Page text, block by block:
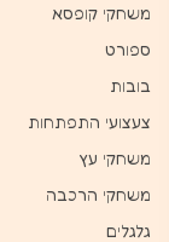
משחקי קופסא
ספורט
בובות
צעצועי התפתחות
משחקי עץ
משחקי הרכבה
גלגלים